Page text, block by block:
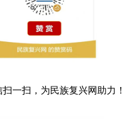
扫一扫，为民族复兴网助力！